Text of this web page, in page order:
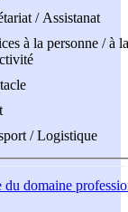
/ Assistanat
à la personne / à la
/ Logistique
domaine